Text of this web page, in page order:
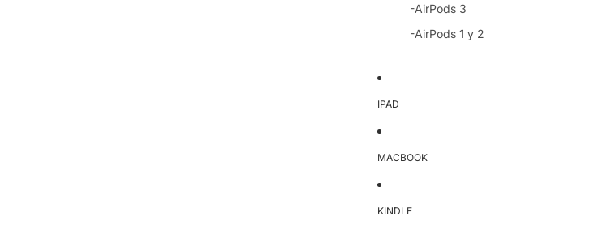
-AirPods 3
-AirPods 1 y 2
IPAD
MACBOOK
KINDLE